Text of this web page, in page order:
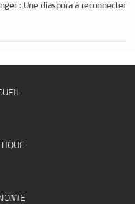
: Une diaspora à reconnecter